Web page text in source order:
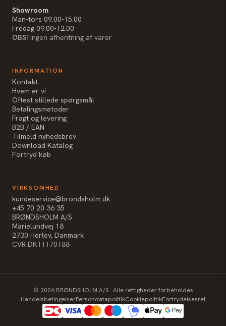
Showroom
Man-tors 09.00-15.00
Fredag 09.00-12.00
OBS! Ingen afhentning af varer
INFORMATION
Kontakt
Hvem er vi
Oftest stillede spørgsmål
Betalingsmetoder
Fragt og levering
B2B / EAN
Tilmeld nyhedsbrev
Download Katalog
Fortryd køb
VIRKSOMHED
kundeservice@brondsholm.dk
+45 70 20 36 35
BRØNDSHOLM A/S
Marielundvej 18
2730 Herlev, Danmark
CVR DK11170188
© 2026BRØNDSHOLM A/S · Alle rettigheder forbeholdes
HandelsbetingelserPersondatapolitikCookiepolitikFortrydelsesret